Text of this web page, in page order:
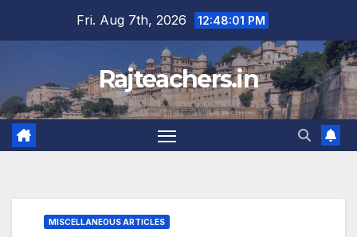
Fri. Aug 7th, 2026 12:48:01 PM
Rajteachers.in
MISCELLANEOUS ARTICLES